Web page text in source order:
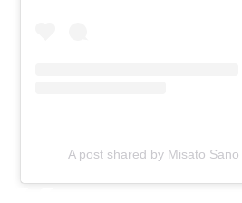
A post shared by Misato